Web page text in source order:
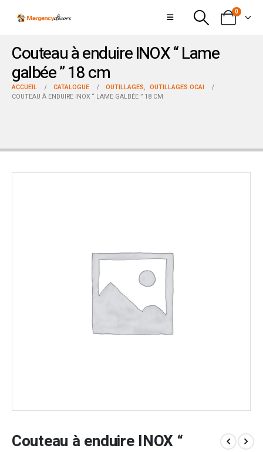
0
Couteau à enduire INOX “ Lame
galbée ” 18 cm
ACCUEIL CATALOGUE OUTILLAGES, OUTILLAGES OCAI
COUTEAU À ENDUIRE INOX “ LAME GALBÉE ” 18 CM
Couteau à enduire INOX “